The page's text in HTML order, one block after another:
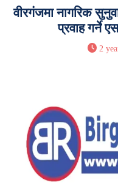
वीरगंजमा नागरिक
प्रवाह गर्ने
2